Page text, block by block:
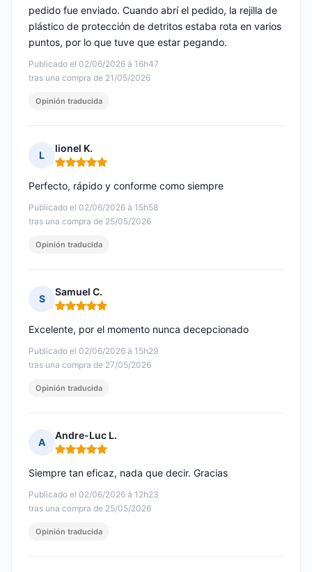
Publicado el 02/06/2026 à 16h47
tras una compra de 21/05/2026
pedido fue enviado. Cuando abrí el pedido, la rejilla de
plástico de protección de detritos estaba rota en varios
puntos, por lo que tuve que estar pegando.
Opinión traducida
L
lionel K.
Nota: 5 de 5
Publicado el 02/06/2026 à 15h58
tras una compra de 25/05/2026
Perfecto, rápido y conforme como siempre
Opinión traducida
S
Samuel C.
Nota: 5 de 5
Publicado el 02/06/2026 à 15h29
tras una compra de 27/05/2026
Excelente, por el momento nunca decepcionado
Opinión traducida
A
Andre-Luc L.
Nota: 5 de 5
Publicado el 02/06/2026 à 12h23
tras una compra de 25/05/2026
Siempre tan eficaz, nada que decir. Gracias
Opinión traducida